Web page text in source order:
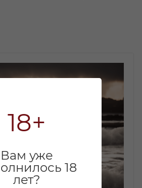
18+
Вам уже
18
лет?